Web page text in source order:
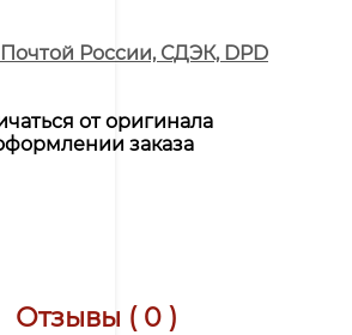
России, СДЭК, DPD
от оригинала
заказа
Отзывы ( 0 )